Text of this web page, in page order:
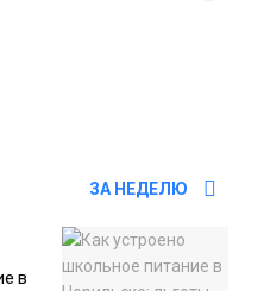
ЗА НЕДЕЛЮ
в